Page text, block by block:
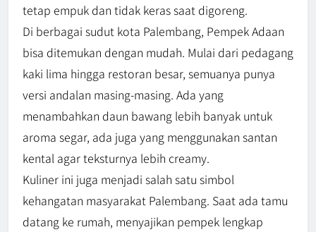
tetap empuk dan tidak keras saat digoreng.
Di berbagai sudut kota Palembang, Pempek Adaan
bisa ditemukan dengan mudah. Mulai dari pedagang
kaki lima hingga restoran besar, semuanya punya
versi andalan masing-masing. Ada yang
menambahkan daun bawang lebih banyak untuk
aroma segar, ada juga yang menggunakan santan
kental agar teksturnya lebih creamy.
Kuliner ini juga menjadi salah satu simbol
kehangatan masyarakat Palembang. Saat ada tamu
datang ke rumah, menyajikan pempek lengkap